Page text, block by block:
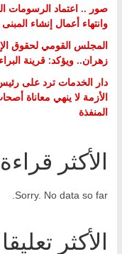
صور .. اعتماد الرسومات
وانتهاء أعمال إنشاء المبنى
المجلس القومي لحقوق
زهران.. ويؤكد: قرينة
دار الخدمات ترد على
الأزمة لا ينهي معاناة
المنفذة
الأكثر قراءة
Sorry. No data so far.
الأكثر تعليقا